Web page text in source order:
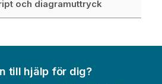
och diagramuttryck
till hjälp för dig?